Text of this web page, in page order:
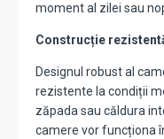
moment al zilei sau
Construcție
Designul robust al
rezistente la condiții
zăpada sau căldura
camere vor funcționa